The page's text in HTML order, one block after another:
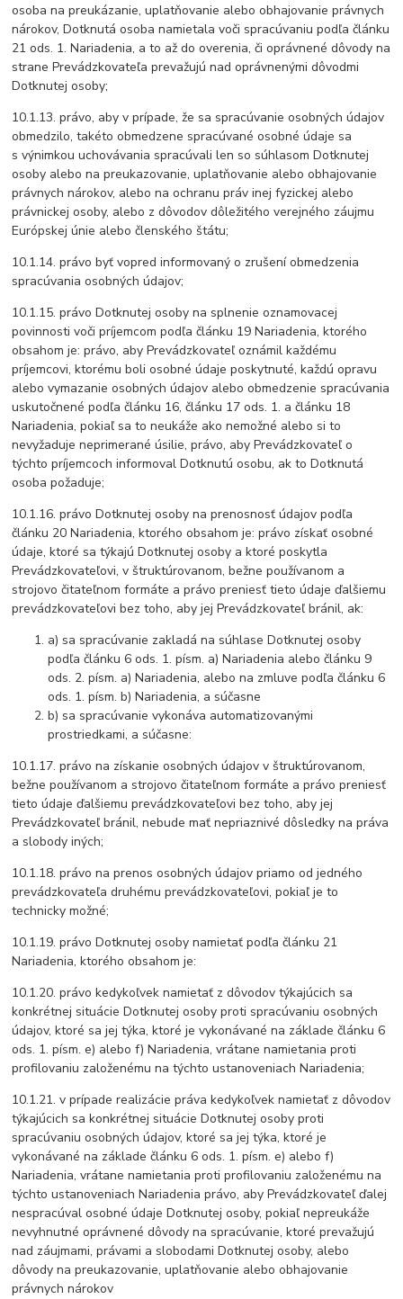
osoba na preukázanie, uplatňovanie alebo obhajovanie právnych
nárokov, Dotknutá osoba namietala voči spracúvaniu podľa článku
21 ods. 1. Nariadenia, a to až do overenia, či oprávnené dôvody na
strane Prevádzkovateľa prevažujú nad oprávnenými dôvodmi
Dotknutej osoby;
10.1.13. právo, aby v prípade, že sa spracúvanie osobných údajov
obmedzilo, takéto obmedzene spracúvané osobné údaje sa
s výnimkou uchovávania spracúvali len so súhlasom Dotknutej
osoby alebo na preukazovanie, uplatňovanie alebo obhajovanie
právnych nárokov, alebo na ochranu práv inej fyzickej alebo
právnickej osoby, alebo z dôvodov dôležitého verejného záujmu
Európskej únie alebo členského štátu;
10.1.14. právo byť vopred informovaný o zrušení obmedzenia
spracúvania osobných údajov;
10.1.15. právo Dotknutej osoby na splnenie oznamovacej
povinnosti voči príjemcom podľa článku 19 Nariadenia, ktorého
obsahom je: právo, aby Prevádzkovateľ oznámil každému
príjemcovi, ktorému boli osobné údaje poskytnuté, každú opravu
alebo vymazanie osobných údajov alebo obmedzenie spracúvania
uskutočnené podľa článku 16, článku 17 ods. 1. a článku 18
Nariadenia, pokiaľ sa to neukáže ako nemožné alebo si to
nevyžaduje neprimerané úsilie, právo, aby Prevádzkovateľ o
týchto príjemcoch informoval Dotknutú osobu, ak to Dotknutá
osoba požaduje;
10.1.16. právo Dotknutej osoby na prenosnosť údajov podľa
článku 20 Nariadenia, ktorého obsahom je: právo získať osobné
údaje, ktoré sa týkajú Dotknutej osoby a ktoré poskytla
Prevádzkovateľovi, v štruktúrovanom, bežne používanom a
strojovo čitateľnom formáte a právo preniesť tieto údaje ďalšiemu
prevádzkovateľovi bez toho, aby jej Prevádzkovateľ bránil, ak:
a) sa spracúvanie zakladá na súhlase Dotknutej osoby
podľa článku 6 ods. 1. písm. a) Nariadenia alebo článku 9
ods. 2. písm. a) Nariadenia, alebo na zmluve podľa článku 6
ods. 1. písm. b) Nariadenia, a súčasne
b) sa spracúvanie vykonáva automatizovanými
prostriedkami, a súčasne:
10.1.17. právo na získanie osobných údajov v štruktúrovanom,
bežne používanom a strojovo čitateľnom formáte a právo preniesť
tieto údaje ďalšiemu prevádzkovateľovi bez toho, aby jej
Prevádzkovateľ bránil, nebude mať nepriaznivé dôsledky na práva
a slobody iných;
10.1.18. právo na prenos osobných údajov priamo od jedného
prevádzkovateľa druhému prevádzkovateľovi, pokiaľ je to
technicky možné;
10.1.19. právo Dotknutej osoby namietať podľa článku 21
Nariadenia, ktorého obsahom je:
10.1.20. právo kedykoľvek namietať z dôvodov týkajúcich sa
konkrétnej situácie Dotknutej osoby proti spracúvaniu osobných
údajov, ktoré sa jej týka, ktoré je vykonávané na základe článku 6
ods. 1. písm. e) alebo f) Nariadenia, vrátane namietania proti
profilovaniu založenému na týchto ustanoveniach Nariadenia;
10.1.21. v prípade realizácie práva kedykoľvek namietať z dôvodov
týkajúcich sa konkrétnej situácie Dotknutej osoby proti
spracúvaniu osobných údajov, ktoré sa jej týka, ktoré je
vykonávané na základe článku 6 ods. 1. písm. e) alebo f)
Nariadenia, vrátane namietania proti profilovaniu založenému na
týchto ustanoveniach Nariadenia právo, aby Prevádzkovateľ ďalej
nespracúval osobné údaje Dotknutej osoby, pokiaľ nepreukáže
nevyhnutné oprávnené dôvody na spracúvanie, ktoré prevažujú
nad záujmami, právami a slobodami Dotknutej osoby, alebo
dôvody na preukazovanie, uplatňovanie alebo obhajovanie
právnych nárokov